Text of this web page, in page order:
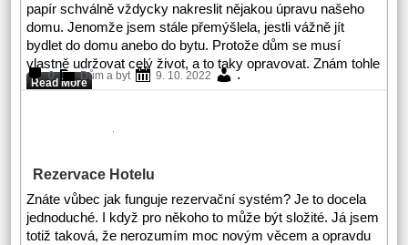
papír schválně vždycky nakreslit nějakou úpravu našeho
domu. Jenomže jsem stále přemýšlela, jestli vážně jít
bydlet do domu anebo do bytu. Protože dům se musí
vlastně udržovat celý život, a to taky opravovat. Znám tohle
Read More
0 Dům a byt 9. 10. 2022 .
Rezervace Hotelu
Znáte vůbec jak funguje rezervační systém? Je to docela
jednoduché. I když pro někoho to může být složité. Já jsem
totiž taková, že nerozumím moc novým věcem a opravdu